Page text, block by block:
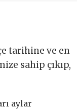
tarihine ve en
sahip çıkıp,
aylar